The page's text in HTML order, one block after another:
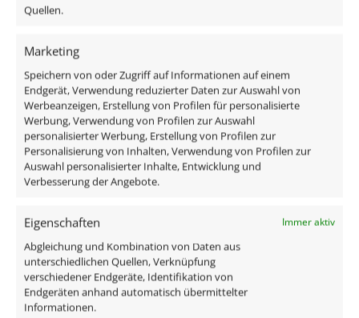
Quellen.
Marketing
Speichern von oder Zugriff auf Informationen auf einem
Endgerät, Verwendung reduzierter Daten zur Auswahl von
Werbeanzeigen, Erstellung von Profilen für personalisierte
Werbung, Verwendung von Profilen zur Auswahl
personalisierter Werbung, Erstellung von Profilen zur
Personalisierung von Inhalten, Verwendung von Profilen zur
Auswahl personalisierter Inhalte, Entwicklung und
Verbesserung der Angebote.
Eigenschaften Immer aktiv
Abgleichung und Kombination von Daten aus
unterschiedlichen Quellen, Verknüpfung
verschiedener Endgeräte, Identifikation von
Endgeräten anhand automatisch übermittelter
Informationen.
Lieferzeit:
Smart Home 24V LED-
Einbaustrahler rund |
25mm & 6W | Alu matt |
Bad LED-Einbaustrahler
IP44 flach 25mm 230V
DIMMBAR 90 CRI 7W statt